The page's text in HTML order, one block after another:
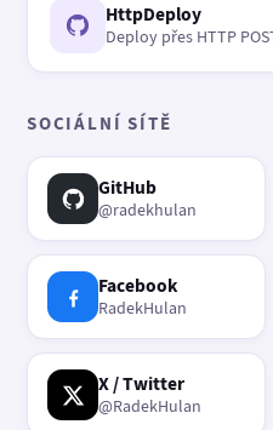
HttpDeploy
Deploy přes HTTP
SOCIÁLNÍ SÍTĚ
GitHub
@radekhulan
Facebook
RadekHulan
X / Twitter
@RadekHulan